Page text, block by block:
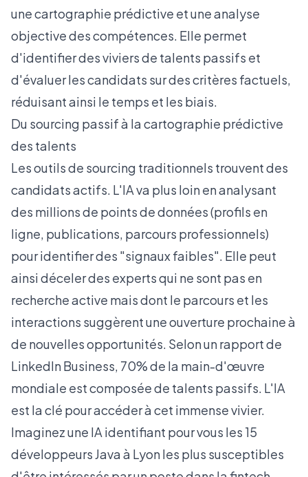
une cartographie prédictive et une analyse
objective des compétences. Elle permet
d'identifier des viviers de talents passifs et
d'évaluer les candidats sur des critères factuels,
réduisant ainsi le temps et les biais.
Du sourcing passif à la cartographie prédictive
des talents
Les outils de sourcing traditionnels trouvent des
candidats actifs. L'IA va plus loin en analysant
des millions de points de données (profils en
ligne, publications, parcours professionnels)
pour identifier des "signaux faibles". Elle peut
ainsi déceler des experts qui ne sont pas en
recherche active mais dont le parcours et les
interactions suggèrent une ouverture prochaine à
de nouvelles opportunités. Selon unrapport de
LinkedIn Business, 70% de la main-d'œuvre
mondiale est composée de talents passifs. L'IA
est la clé pour accéder à cet immense vivier.
Imaginez une IA identifiant pour vous les 15
développeurs Java à Lyon les plus susceptibles